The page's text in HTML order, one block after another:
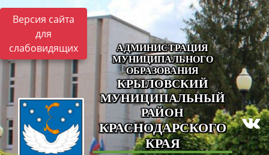
Версия сайта
для
слабовидящих
АДМИНИСТРАЦИЯ
МУНИЦИПАЛЬНОГО
ОБРАЗОВАНИЯ
КРЫЛОВСКИЙ
МУНИЦИПАЛЬНЫЙ
РАЙОН
КРАСНОДАРСКОГО
КРАЯ